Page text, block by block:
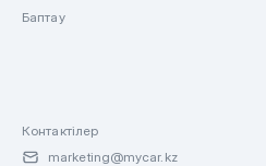
Баптау
Контактілер
marketing@mycar.kz